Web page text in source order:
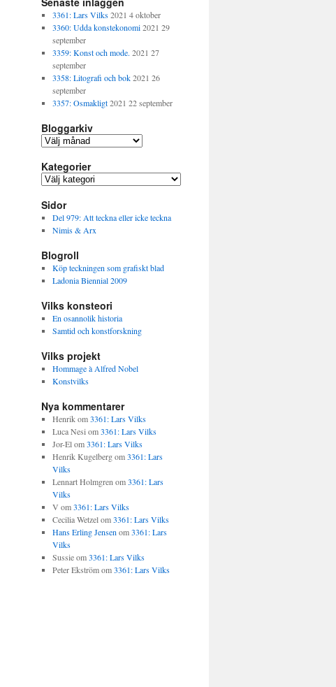
3361: Lars Vilks 2021 4 oktober
3360: Udda konstekonomi 2021 29
september
3359: Konst och mode. 2021 27
september
3358: Litografi och bok 2021 26
september
3357: Osmakligt 2021 22 september
Bloggarkiv
B
o
g
a
r
k
v
Kategorier
K
t
e
g
r
i
e
Sidor
Del 979: Att teckna eller icke teckna
Nimis & Arx
Blogroll
Köp teckningen som grafiskt blad
Ladonia Biennial 2009
Vilks konsteori
En osannolik historia
Samtid och konstforskning
Vilks projekt
Hommage à Alfred Nobel
Konstvilks
Nya kommentarer
Henrikom3361: Lars Vilks
Luca Nesi om3361: Lars Vilks
Jor-Elom3361: Lars Vilks
Henrik Kugelbergom3361: Lars
Vilks
Lennart Holmgren om3361: Lars
Vilks
V om3361: Lars Vilks
Cecilia Wetzelom3361: Lars Vilks
Hans Erling Jensen om3361: Lars
Vilks
Sussieom3361: Lars Vilks
Peter Ekströmom3361: Lars Vilks